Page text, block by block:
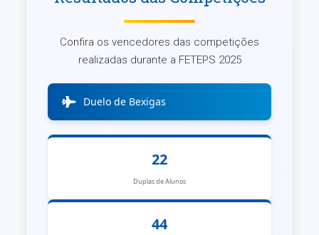
Confira os vencedores das competições
realizadas durante a FETEPS 2025
Duelo de Bexigas
22
Duplas de Alunos
44